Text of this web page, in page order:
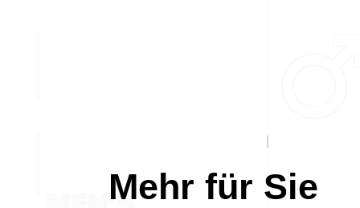
Mehr für Sie